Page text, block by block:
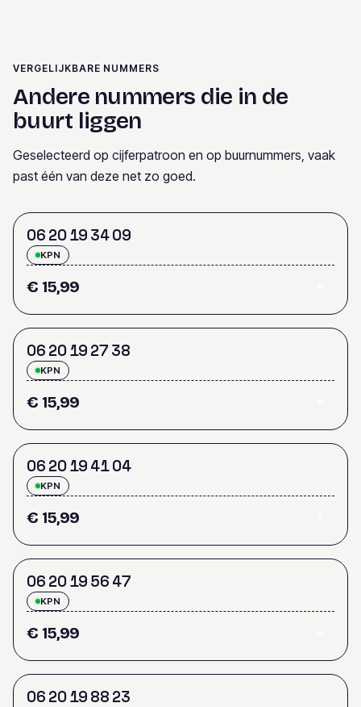
VERGELIJKBARE NUMMERS
Andere nummers die in de
buurt liggen
Geselecteerd op cijferpatroon en op buurnummers, vaak
past één van deze net zo goed.
06 2019 3409
KPN
€ 15,99
06 2019 27 38
KPN
€ 15,99
06 2019 4104
KPN
€ 15,99
06 2019 56 47
KPN
€ 15,99
06 2019 88 23